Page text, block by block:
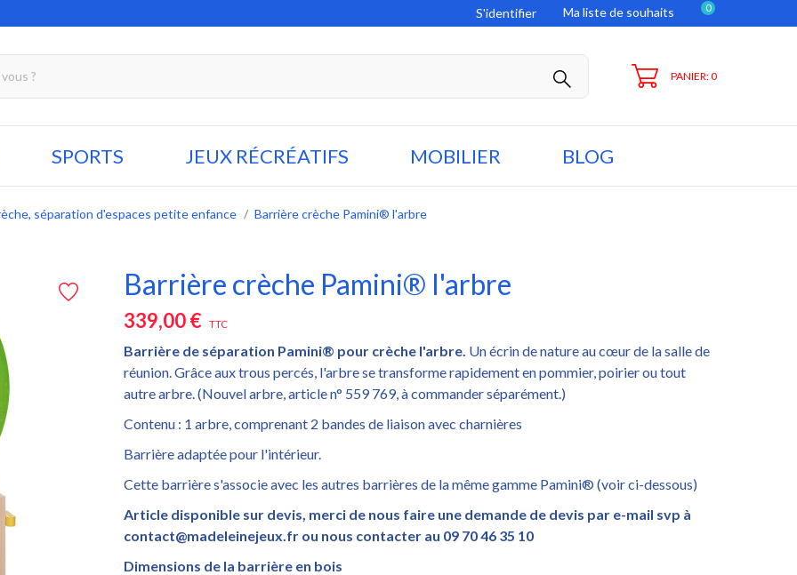
S'identifier Ma liste de souhaits 0
PANIER: 0
SPORTS JEUX RÉCRÉATIFS MOBILIER BLOG
séparation d'espaces petite enfance Barrière crèche Pamini® l'arbre
Barrière crèche Pamini® l'arbre
339,00 € TTC
Barrière de séparation Pamini® pour crèche l'arbre. Un écrin de nature au cœur de la salle de
réunion. Grâce aux trous percés, l'arbre se transforme rapidement en pommier, poirier ou tout
autre arbre. (Nouvel arbre, article n° 559 769, à commander séparément.)
Contenu : 1 arbre, comprenant 2 bandes de liaison avec charnières
Barrière adaptée pour l'intérieur.
Cette barrière s'associe avec les autres barrières de la même gamme Pamini® (voir ci-dessous)
Article disponible sur devis, merci de nous faire une demande de devis par e-mail svp à
contact@madeleinejeux.fr ou nous contacter au 09 70 46 35 10
Dimensions de la barrière en bois